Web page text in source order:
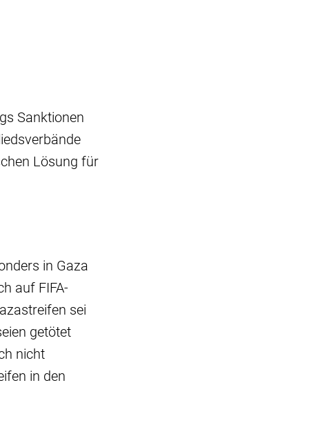
Sanktionen
Lösung für
in Gaza
auf FIFA-
sei
getötet
nicht
in den